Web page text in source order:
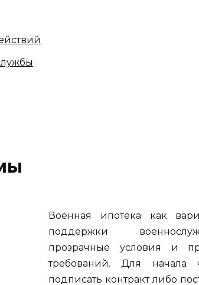
Военная ипотека как
поддержки
прозрачные условия и
требований. Для начала
подписать контракт либо